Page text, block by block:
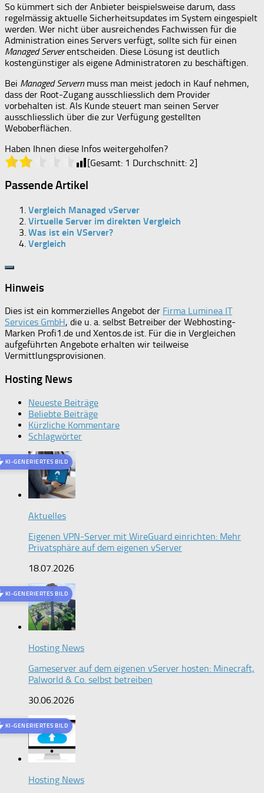
So kümmert sich der Anbieter beispielsweise darum, dass
regelmässig aktuelle Sicherheitsupdates im System eingespielt
werden. Wer nicht über ausreichendes Fachwissen für die
Administration eines Servers verfügt, sollte sich für einen
Managed Serverentscheiden. Diese Lösung ist deutlich
kostengünstiger als eigene Administratoren zu beschäftigen.
Bei Managed Servernmuss man meist jedoch in Kauf nehmen,
dass der Root-Zugang ausschliesslich dem Provider
vorbehalten ist. Als Kunde steuert man seinen Server
ausschliesslich über die zur Verfügung gestellten
Weboberflächen.
Haben Ihnen diese Infos weitergeholfen?
[Gesamt: 1 Durchschnitt: 2]
Passende Artikel
Vergleich Managed vServer
Virtuelle Server im direkten Vergleich
Was ist ein VServer?
Vergleich
Hinweis
Dies ist ein kommerzielles Angebot der Firma Luminea IT
Services GmbH, die u. a. selbst Betreiber der Webhosting-
Marken Profi1.de und Xentos.de ist. Für die in Vergleichen
aufgeführten Angebote erhalten wir teilweise
Vermittlungsprovisionen.
Hosting News
Neueste Beiträge
Beliebte Beiträge
Kürzliche Kommentare
Schlagwörter
KI-GENERIERTES BILD
Aktuelles
Eigenen VPN-Server mit WireGuard einrichten: Mehr
Privatsphäre auf dem eigenen vServer
18.07.2026
KI-GENERIERTES BILD
Hosting News
Gameserver auf dem eigenen vServer hosten: Minecraft,
Palworld & Co. selbst betreiben
30.06.2026
KI-GENERIERTES BILD
Hosting News